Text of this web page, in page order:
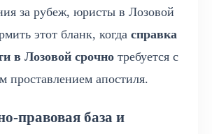
за рубеж, юристы в Лозовой
этот бланк, когда справка
в Лозовой срочно требуется с
проставлением апостиля.
правовая база и